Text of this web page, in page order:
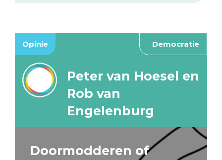
Opinie Democratie
Peter van Hoesel en
Rob van
Engelenburg
Doormodderen of